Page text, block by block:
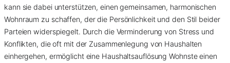
kann sie dabei unterstützen, einen gemeinsamen, harmonischen
Wohnraum zu schaffen, der die Persönlichkeit und den Stil beider
Parteien widerspiegelt. Durch die Verminderung von Stress und
Konflikten, die oft mit der Zusammenlegung von Haushalten
einhergehen, ermöglicht eine Haushaltsauflösung Wohnste einen